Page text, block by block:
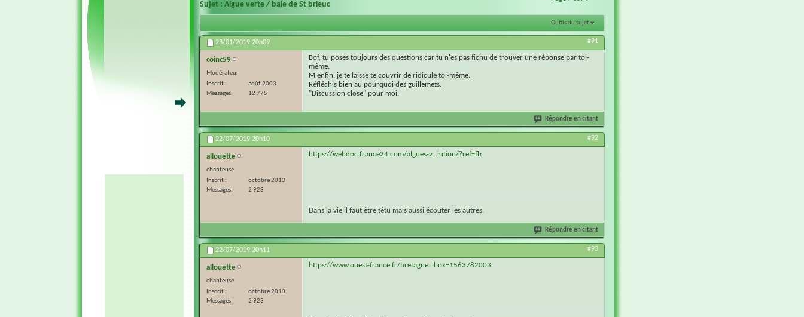
Sujet : Algue verte / baie de St brieuc
Outils du sujet
23/01/2019 20h09 #91
coinc59
Modérateur
Inscrit
août 2003
Messages
12 775
Bof, tu poses toujours des questions car tu n'es pas fichu de trouver une réponse par toi-
même.
M'enfin, je te laisse te couvrir de ridicule toi-même.
Réfléchis bien au pourquoi des guillemets.
"Discussion close" pour moi.
Répondre en citant
22/07/2019 20h10 #92
allouette
chanteuse
Inscrit
octobre 2013
Messages
2 923
https://webdoc.france24.com/algues-v...lution/?ref=fb
Dans la vie il faut être têtu mais aussi écouter les autres.
Répondre en citant
22/07/2019 20h11 #93
allouette
chanteuse
Inscrit
octobre 2013
Messages
2 923
https://www.ouest-france.fr/bretagne...box=1563782003